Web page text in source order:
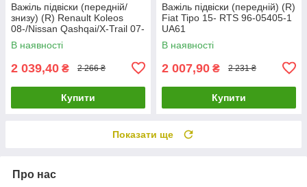
Важіль підвіски (передній/
знизу) (R) Renault Koleos
08-/Nissan Qashqai/X-Trail 07-
13 KAPIMSAN 17-70831 UA61
В наявності
2 039,40 ₴ 2 266 ₴
Купити
Важіль підвіски (передній) (R)
Fiat Tipo 15- RTS 96-05405-1
UA61
В наявності
2 007,90 ₴ 2 231 ₴
Купити
Показати ще
Про нас